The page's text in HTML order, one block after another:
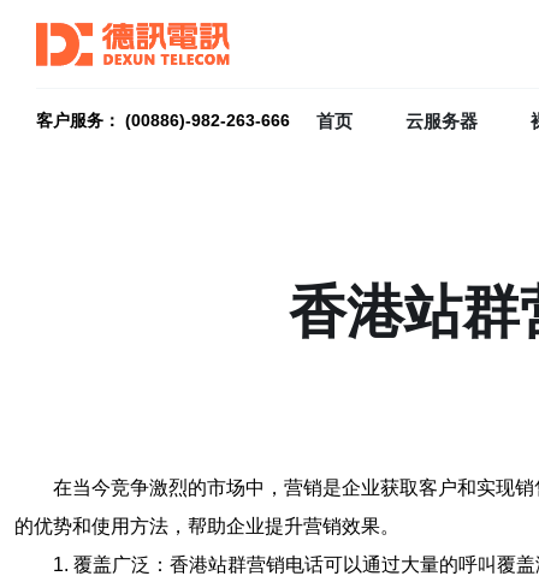
客户服务： (00886)-982-263-666 首页 云服务器
香港站群
在当今竞争激烈的市场中，营销是企业获取客户和实现
的优势和使用方法，帮助企业提升营销效果。
1. 覆盖广泛：香港站群营销电话可以通过大量的呼叫覆